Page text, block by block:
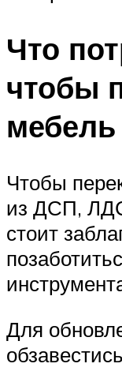
Что
чтобы
мебель
Чтобы
из ДСП,
стоит
Для